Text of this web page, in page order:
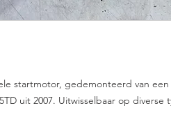
startmotor, gedemonteerd van
uit 2007. Uitwisselbaar op diverse